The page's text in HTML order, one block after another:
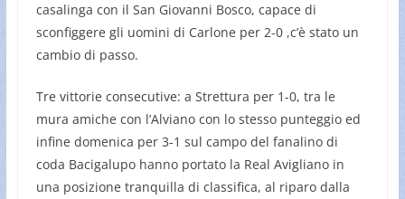
casalinga con il San Giovanni Bosco, capace di
sconfiggere gli uomini di Carlone per 2-0 ,c’è stato un
cambio di passo.
Tre vittorie consecutive: a Strettura per 1-0, tra le
mura amiche con l’Alviano con lo stesso punteggio ed
infine domenica per 3-1 sul campo del fanalino di
coda Bacigalupo hanno portato la Real Avigliano in
una posizione tranquilla di classifica, al riparo dalla